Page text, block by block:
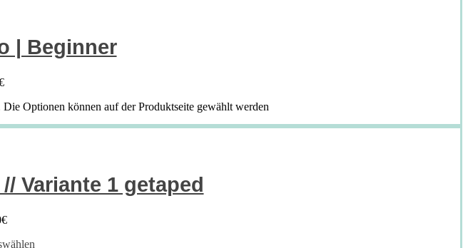
| Beginner
Optionen können auf der Produktseite gewählt werden
Variante 1 getaped
€